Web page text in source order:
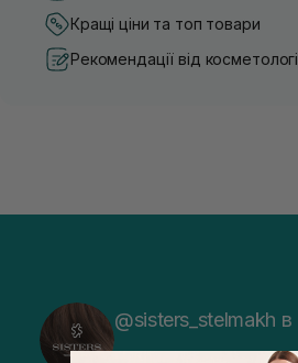
Кращі ціни та топ товари
Рекомендації від
@sisters_stelmakh